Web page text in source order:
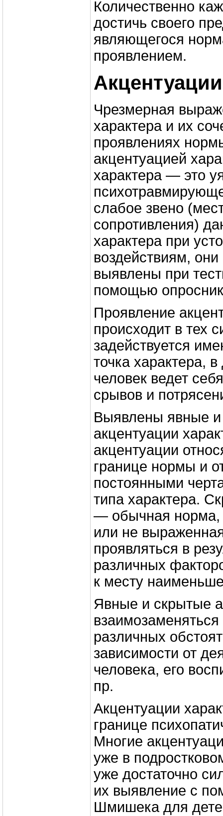
Количественно
достичь своего
являющегося
проявлением.
Чрезмерная
характера и их
проявлениях
акцентуацией
характера — это
слабое звено
сопротивления)
характера при
воздействиям,
выявлены при
помощью
Проявление
происходит в тех
задействуется
точка характера,
человек ведет
срывов и
Выявлены явные
акцентуации
акцентуации
границе нормы и
постоянными
типа характера.
— обычная норма,
или не
проявляться в
различных
к месту
Явные и скрытые
различных
зависимости от
человека, его
пр.
Акцентуации
границе
Многие
уже в
уже достаточно
их выявление с
Шмишека для